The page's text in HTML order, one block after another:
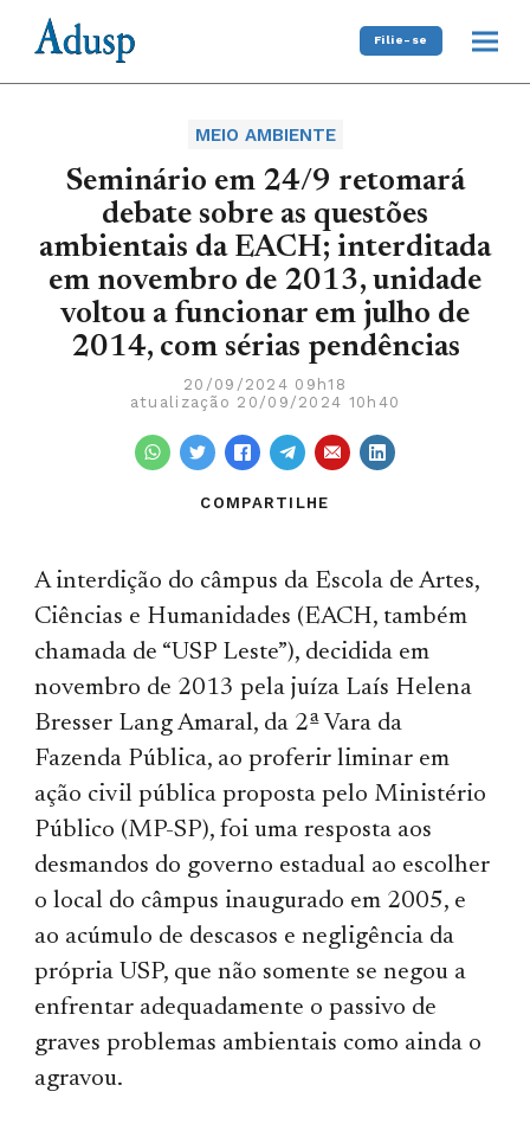
Filie-se
MEIO AMBIENTE
Seminário em 24/9 retomará
debate sobre as questões
ambientais da EACH; interditada
em novembro de 2013, unidade
voltou a funcionar em julho de
2014, com sérias pendências
20/09/2024 09h18
atualização 20/09/2024 10h40
COMPARTILHE
A interdição do câmpus da Escola de Artes,
Ciências e Humanidades (EACH, também​​
chamada de “USP Leste”), decidida em
novembro de 2013 pela juíza Laís Helena
Bresser Lang Amaral, da 2ª Vara da
Fazenda Pública, ao proferir liminar em
ação civil pública proposta pelo Ministério
Público (MP-SP), foi uma resposta aos
desmandos do governo estadual ao escolher
o local do câmpus inaugurado em 2005, e
ao acúmulo de descasos e negligência da
própria USP, que não somente se negou a
enfrentar adequadamente o passivo de
graves problemas ambientais como ainda o
agravou.